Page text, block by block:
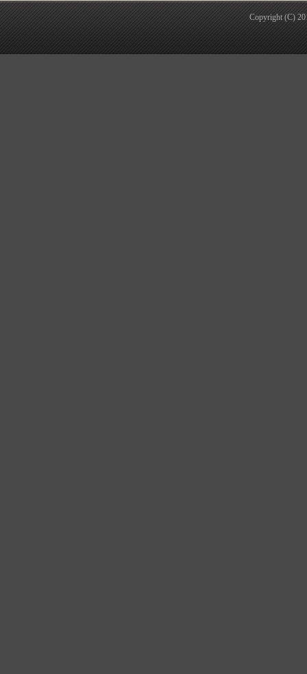
Copyright (C)